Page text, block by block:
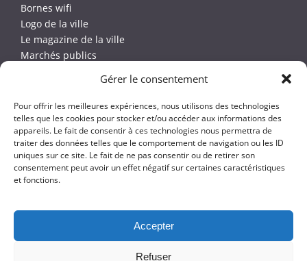
Gérer le consentement
Pour offrir les meilleures expériences, nous utilisons des technologies
telles que les cookies pour stocker et/ou accéder aux informations des
appareils. Le fait de consentir à ces technologies nous permettra de
traiter des données telles que le comportement de navigation ou les ID
uniques sur ce site. Le fait de ne pas consentir ou de retirer son
consentement peut avoir un effet négatif sur certaines caractéristiques
et fonctions.
Accepter
Refuser
Bornes wifi
Logo de la ville
Le magazine de la ville
Marchés publics